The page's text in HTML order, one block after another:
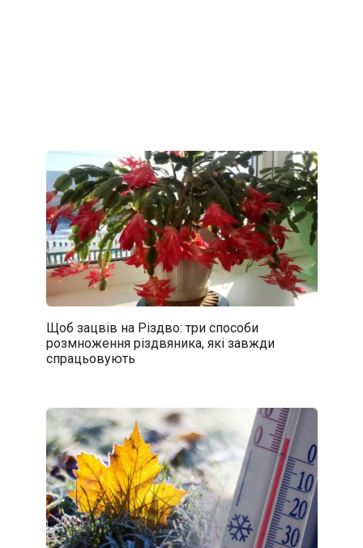
Щоб зацвів на Різдво: три способи
розмноження різдвяника, які завжди
спрацьовують